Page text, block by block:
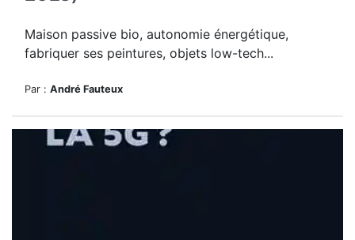
Maison passive bio, autonomie énergétique,
fabriquer ses peintures, objets low-tech...
Par : André Fauteux